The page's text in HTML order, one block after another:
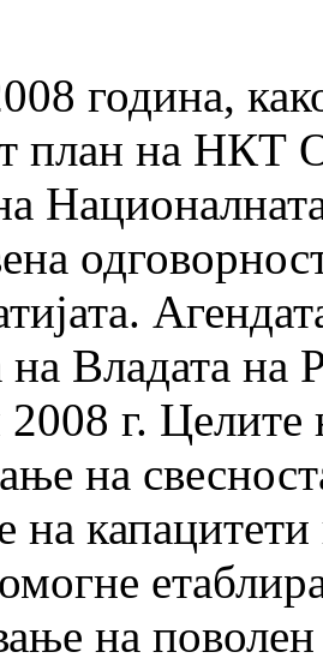
година,
план на НКТ
на Владата на
г. Целите
на
на
на